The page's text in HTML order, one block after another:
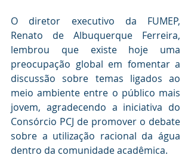
O diretor executivo da FUMEP,
Renato de Albuquerque Ferreira,
lembrou que existe hoje uma
preocupação global em fomentar a
discussão sobre temas ligados ao
meio ambiente entre o público mais
jovem, agradecendo a iniciativa do
Consórcio PCJ de promover o debate
sobre a utilização racional da água
dentro da comunidade acadêmica.